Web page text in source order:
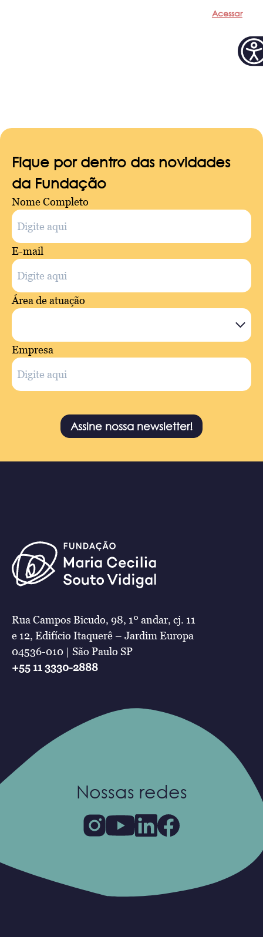
Acessar
Fique por dentro das novidades
da Fundação
Nome Completo
E-mail
Área de atuação
Empresa
Assine nossa newsletter!
Rua Campos Bicudo, 98, 1º andar, cj. 11
e 12, Edifício Itaquerê – Jardim Europa
04536-010 | São Paulo SP
+55 11 3330-2888
Nossas redes